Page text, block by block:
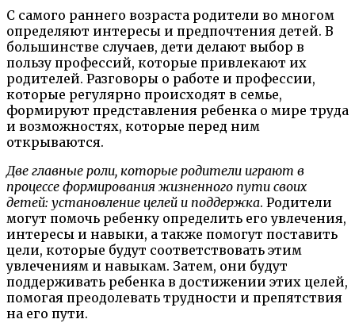
С самого раннего возраста родители во многом
определяют интересы и предпочтения детей. В
большинстве случаев, дети делают выбор в
пользу профессий, которые привлекают их
родителей. Разговоры о работе и профессии,
которые регулярно происходят в семье,
формируют представления ребенка о мире труда
и возможностях, которые перед ним
открываются.
Две главные роли, которые родители играют в
процессе формирования жизненного пути своих
детей: установление целей и поддержка. Родители
могут помочь ребенку определить его увлечения,
интересы и навыки, а также помогут поставить
цели, которые будут соответствовать этим
увлечениям и навыкам. Затем, они будут
поддерживать ребенка в достижении этих целей,
помогая преодолевать трудности и препятствия
на его пути.